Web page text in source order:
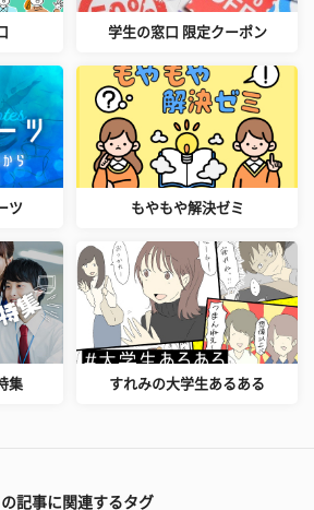
学生の窓口 限定クーポン
ツ もやもや解決ゼミ
集 すれみの大学生あるある
の記事に関連するタグ